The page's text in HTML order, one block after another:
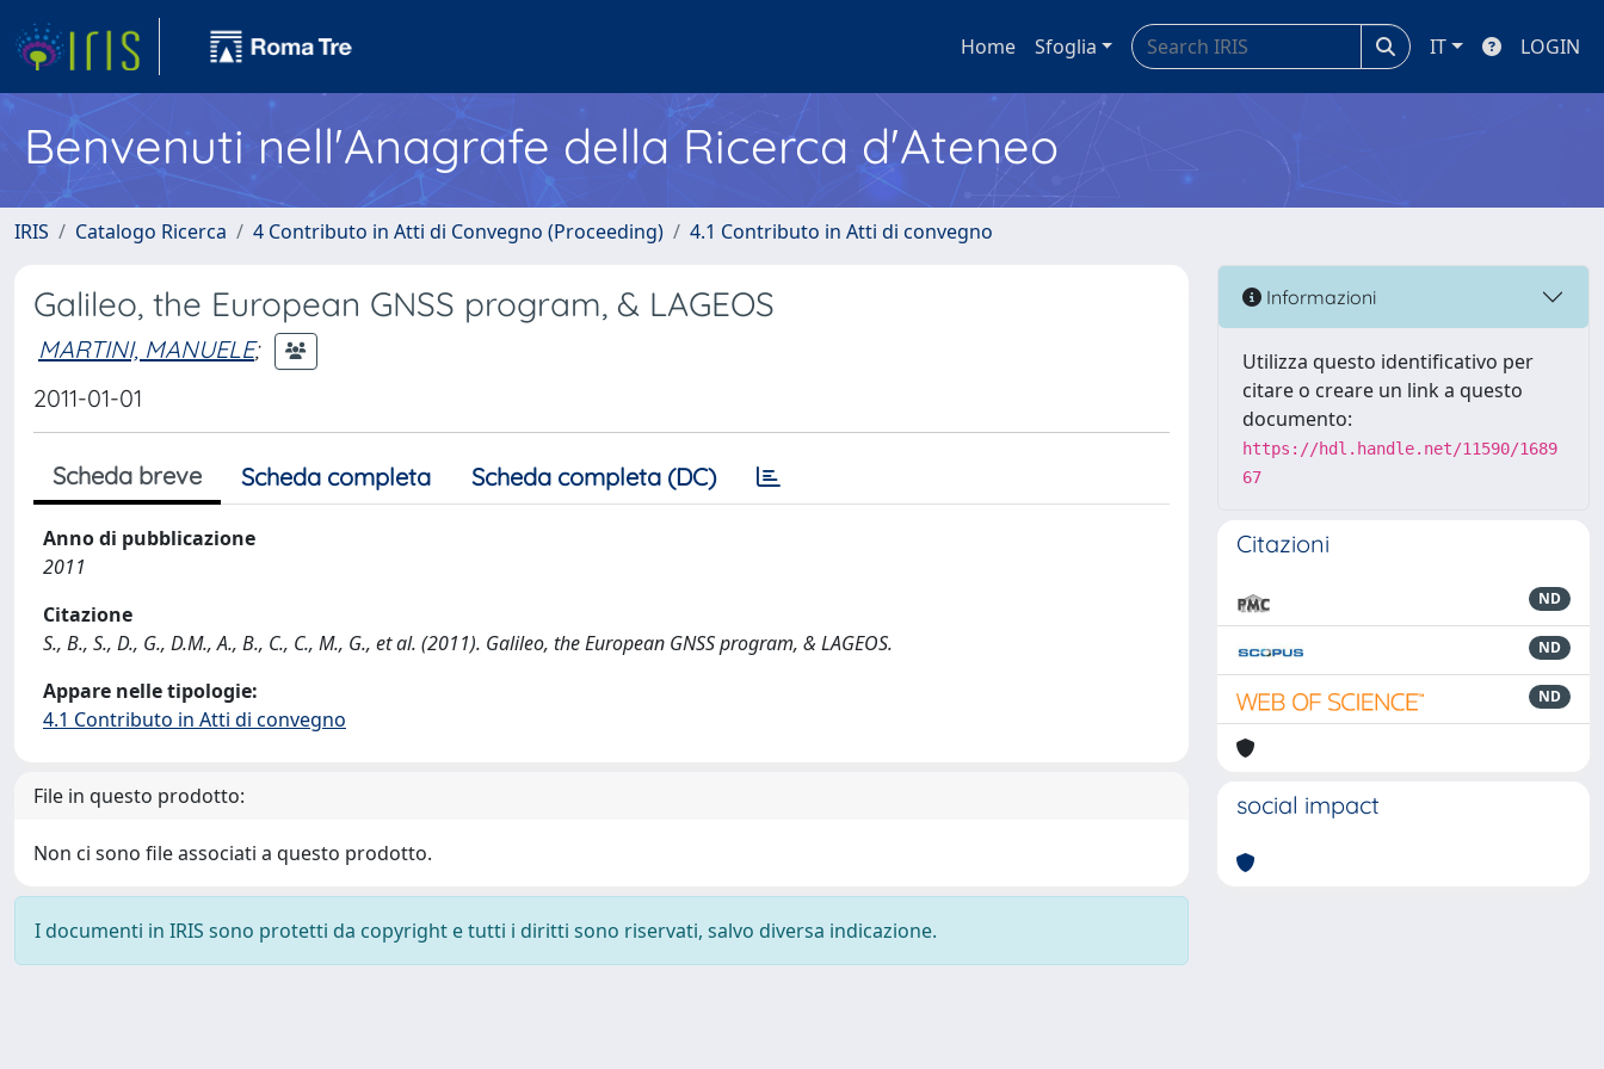
Home Sfoglia IT LOGIN
Benvenuti nell'Anagrafe della Ricerca d'Ateneo
IRIS Catalogo Ricerca 4 Contributo in Atti di Convegno (Proceeding) 4.1 Contributo in Atti di convegno
Galileo, the European GNSS program, & LAGEOS
MARTINI, MANUELE;
2011-01-01
Scheda breve Scheda completa Scheda completa (DC)
Anno di pubblicazione
2011
Citazione
S., B., S., D., G., D.M., A., B., C., C., M., G., et al. (2011). Galileo, the European GNSS program, & LAGEOS.
Appare nelle tipologie:
4.1 Contributo in Atti di convegno
File in questo prodotto:
Non ci sono file associati a questo prodotto.
I documenti in IRIS sono protetti da copyright e tutti i diritti sono riservati, salvo diversa indicazione.
Informazioni
Utilizza questo identificativo per
citare o creare un link a questo
documento:
https://hdl.handle.net/11590/1689
67
Citazioni
ND
ND
ND
social impact